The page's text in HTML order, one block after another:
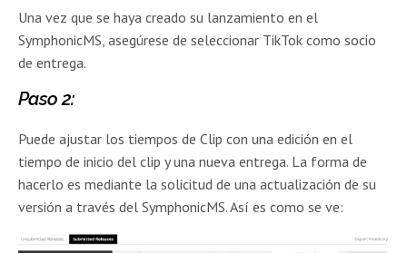
Una vez que se haya creado su lanzamiento en el
SymphonicMS, asegúrese de seleccionar TikTok como socio
de entrega.
Paso 2:
Puede ajustar los tiempos de Clip con una edición en el
tiempo de inicio del clip y una nueva entrega. La forma de
hacerlo es mediante la solicitud de una actualización de su
versión a través del SymphonicMS. Así es como se ve: